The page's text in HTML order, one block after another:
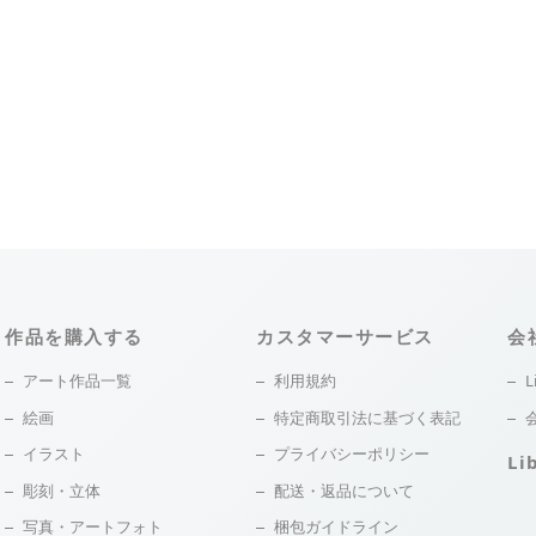
作品を購入する
アート作品一覧
絵画
イラスト
彫刻・立体
写真・アートフォト
カスタマーサービス
利用規約
特定商取引法に基づく表記
プライバシーポリシー
配送・返品について
梱包ガイドライン
会